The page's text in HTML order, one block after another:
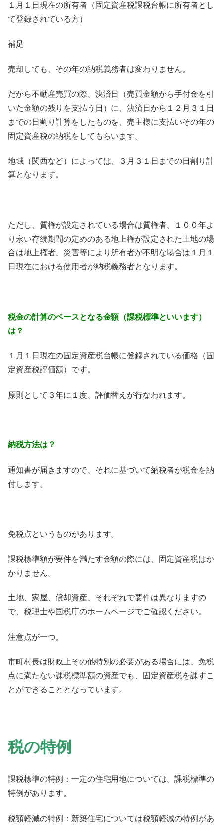
１月１日現在の所有者（固定資産税課税台帳に所有者とし
て登録されている方）
補足
売却しても、その年の納税義務者は変わりません。
だから不動産売買の際、決済日（売買金額から手付金を引
いた金額の残りを支払う日）に、決済日から１２月３１日
までの日割り計算をしたものを、売主様に支払いその年の
固定資産税の納税をしてもらいます。
地域（関西など）によっては、３月３１日までの日割り計
算となります。
ただし、質権が設定されている場合は質権者、１００年よ
り永い存続期間の定めのある地上権が設定された土地の場
合は地上権者、災害等により所有者が不明な場合は１月１
日現在における使用者が納税義務者となります。
税金の計算のベースとなる金額（課税標準といいます）
は？
１月１日現在の固定資産税台帳に登録されている価格（固
定資産税評価額）です。
原則として３年に１度、評価替えが行なわれます。
納税方法は？
通知書が届きますので、それに基づいて納税者が税金を納
付します。
免税点というものがあります。
課税標準額が要件を満たす金額の際には、固定資産税はか
かりません。
土地、家屋、償却資産、それぞれで要件は異なりますの
で、税理士や国税庁のホームページでご確認ください。
注意点が一つ。
市町村長は財政上その他特別の必要がある場合には、免税
点に満たない課税標準額の資産でも、固定資産税を課すこ
とができることとなっています。
税の特例
課税標準の特例：一定の住宅用地については、課税標準の
特例があります。
税額軽減の特例：新築住宅については税額軽減の特例があ